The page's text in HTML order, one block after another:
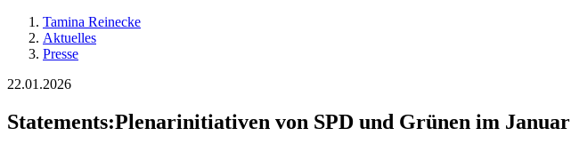
Tamina Reinecke
Aktuelles
Presse
22.01.2026
Statements:Plenarinitiativen von SPD und Grünen im Januar